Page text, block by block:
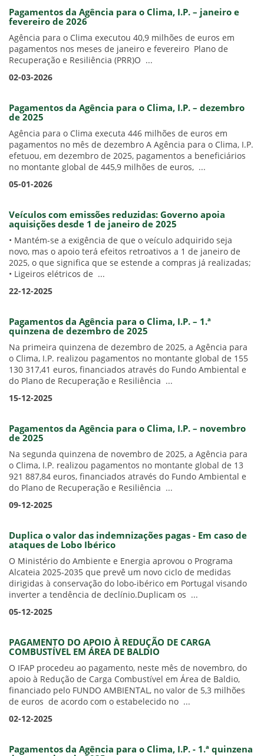
Pagamentos da Agência para o Clima, I.P. – janeiro e
fevereiro de 2026
Agência para o Clima executou 40,9 milhões de euros em
pagamentos nos meses de janeiro e fevereiro Plano de
Recuperação e Resiliência (PRR)O ...
02-03-2026
Pagamentos da Agência para o Clima, I.P. – dezembro
de 2025
Agência para o Clima executa 446 milhões de euros em
pagamentos no mês de dezembro A Agência para o Clima, I.P.
efetuou, em dezembro de 2025, pagamentos a beneficiários
no montante global de 445,9 milhões de euros, ...
05-01-2026
Veículos com emissões reduzidas: Governo apoia
aquisições desde 1 de janeiro de 2025
• Mantém-se a exigência de que o veículo adquirido seja
novo, mas o apoio terá efeitos retroativos a 1 de janeiro de
2025, o que significa que se estende a compras já realizadas;
• Ligeiros elétricos de ...
22-12-2025
Pagamentos da Agência para o Clima, I.P. – 1.ª
quinzena de dezembro de 2025
Na primeira quinzena de dezembro de 2025, a Agência para
o Clima, I.P. realizou pagamentos no montante global de 155
130 317,41 euros, financiados através do Fundo Ambiental e
do Plano de Recuperação e Resiliência ...
15-12-2025
Pagamentos da Agência para o Clima, I.P. – novembro
de 2025
Na segunda quinzena de novembro de 2025, a Agência para
o Clima, I.P. realizou pagamentos no montante global de 13
921 887,84 euros, financiados através do Fundo Ambiental e
do Plano de Recuperação e Resiliência ...
09-12-2025
Duplica o valor das indemnizações pagas - Em caso de
ataques de Lobo Ibérico
O Ministério do Ambiente e Energia aprovou o Programa
Alcateia 2025-2035 que prevê um novo ciclo de medidas
dirigidas à conservação do lobo-ibérico em Portugal visando
inverter a tendência de declínio.Duplicam os ...
05-12-2025
PAGAMENTO DO APOIO À REDUÇÃO DE CARGA
COMBUSTÍVEL EM ÁREA DE BALDIO
O IFAP procedeu ao pagamento, neste mês de novembro, do
apoio à Redução de Carga Combustível em Área de Baldio,
financiado pelo FUNDO AMBIENTAL, no valor de 5,3 milhões
de euros de acordo com o estabelecido no ...
02-12-2025
Pagamentos da Agência para o Clima, I.P. - 1.ª quinzena